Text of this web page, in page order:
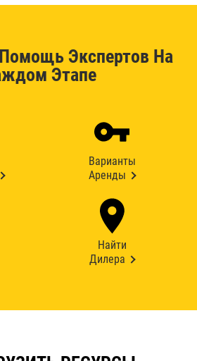
Экспертов На
Этапе
Варианты
Аренды
Найти
Дилера